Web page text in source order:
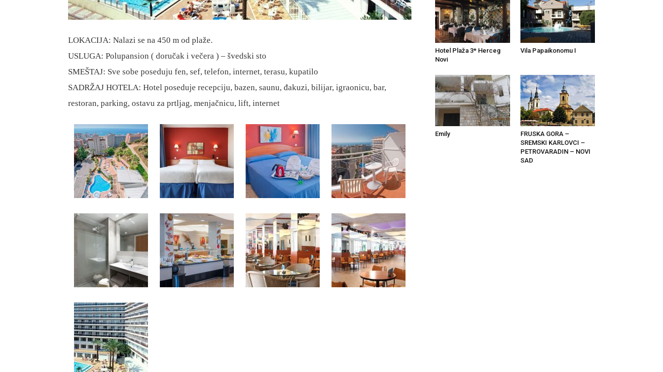
LOKACIJA: Nalazi se na 450 m od plaže.
USLUGA: Polupansion ( doručak i večera ) – švedski sto
SMEŠTAJ: Sve sobe poseduju fen, sef, telefon, internet, terasu, kupatilo
SADRŽAJ HOTELA: Hotel poseduje recepciju, bazen, saunu, đakuzi, bilijar, igraonicu, bar,
restoran, parking, ostavu za prtljag, menjačnicu, lift, internet
Hotel Plaža 3* Herceg
Novi
Vila Papaikonomu I
Emily
FRUSKA GORA –
SREMSKI KARLOVCI –
PETROVARADIN – NOVI
SAD